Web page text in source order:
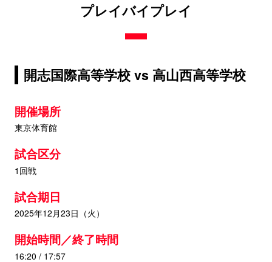
プレイバイプレイ
開志国際高等学校 vs 高山西高等学校
開催場所
東京体育館
試合区分
1回戦
試合期日
2025年12月23日（火）
開始時間／終了時間
16:20 / 17:57